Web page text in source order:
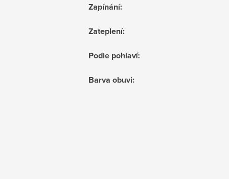
Zapínání:
Zateplení:
Podle pohlaví:
Barva obuvi: